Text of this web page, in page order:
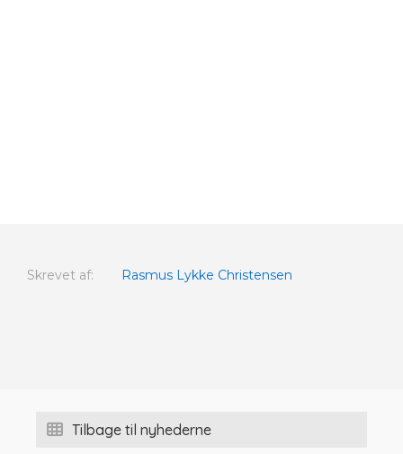
Skrevet af: Rasmus Lykke Christensen
Tilbage til nyhederne